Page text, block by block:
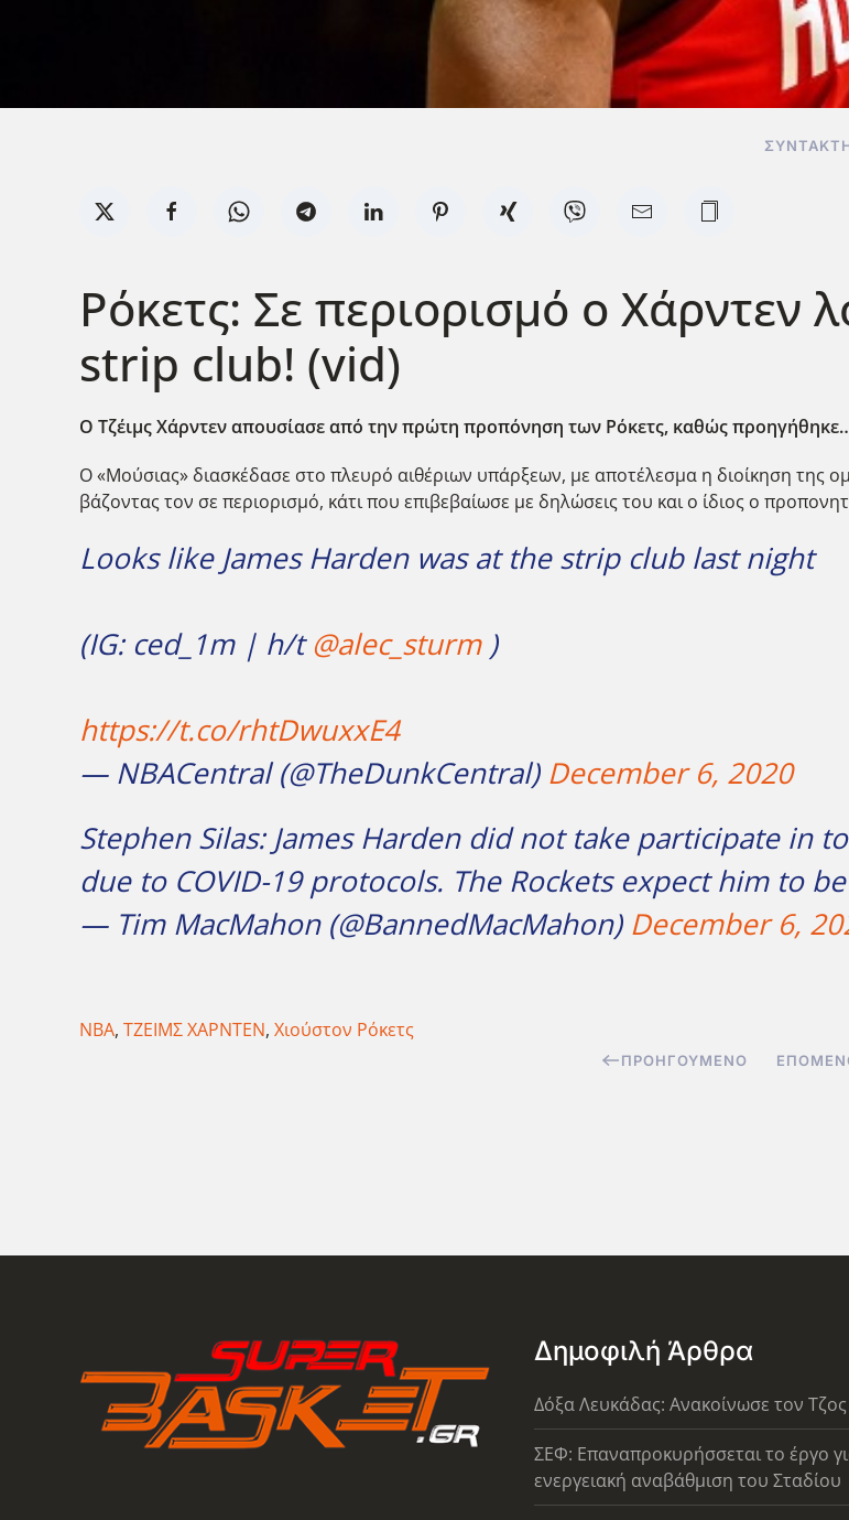
Ρόκετς: Σε περιορισμό ο Χάρντεν
strip club! (vid)
Ο Τζέιμς Χάρντεν απουσίασε από την πρώτη προπόνηση των Ρόκετς, καθώς
Ο «Μούσιας» διασκέδασε στο πλευρό αιθέριων υπάρξεων, με αποτέλεσμα η διοίκηση της
βάζοντας τον σε περιορισμό, κάτι που επιβεβαίωσε με δηλώσεις του και ο ίδιος ο
Looks like James Harden was at the strip club last night
(IG: ced_1m | h/t@alec_sturm)
https://t.co/rhtDwuxxE4
— NBACentral (@TheDunkCentral) December 6, 2020
Stephen Silas: James Harden did not take participate in
due to COVID-19 protocols. The Rockets expect him to
— Tim MacMahon (@BannedMacMahon) December 6,
ΝΒΑ, ΤΖΕΙΜΣ ΧΑΡΝΤΕΝ, Χιούστον Ρόκετς
ΠΡΟΗΓΟΎΜΕΝΟ
Δημοφιλή Άρθρα
Δόξα Λευκάδας: Ανακοίνωσε τον
ΣΕΦ: Επαναπροκυρήσσεται το έργο
ενεργειακή αναβάθμιση του Σταδίου